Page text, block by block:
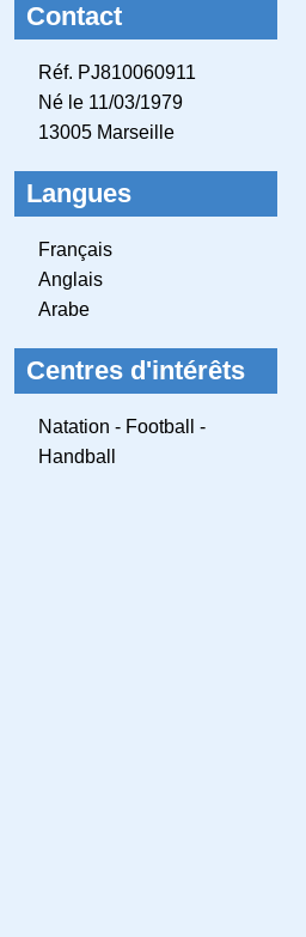
Contact
Réf. PJ810060911
Né le 11/03/1979
13005 Marseille
Langues
Français
Anglais
Arabe
Centres d'intérêts
Natation - Football -
Handball